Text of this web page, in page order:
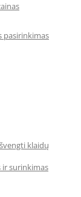
pasirinkimas
klaidų
ir surinkimas